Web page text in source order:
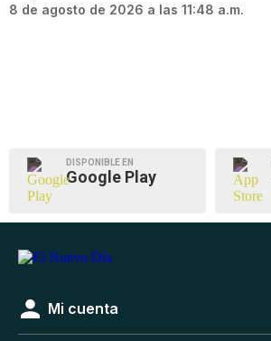
8 de agosto de 2026 a las 11:48 a.m.
DISPONIBLE EN
Google Play
Mi cuenta